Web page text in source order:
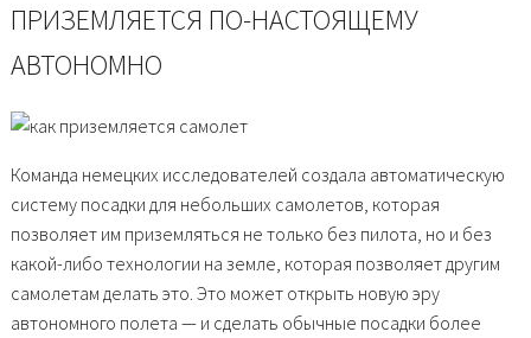
ПРИЗЕМЛЯЕТСЯ ПО-НАСТОЯЩЕМУ
АВТОНОМНО
Команда немецких исследователей создала автоматическую
систему посадки для небольших самолетов, которая
позволяет им приземляться не только без пилота, но и без
какой-либо технологии на земле, которая позволяет другим
самолетам делать это. Это может открыть новую эру
автономного полета — и сделать обычные посадки более